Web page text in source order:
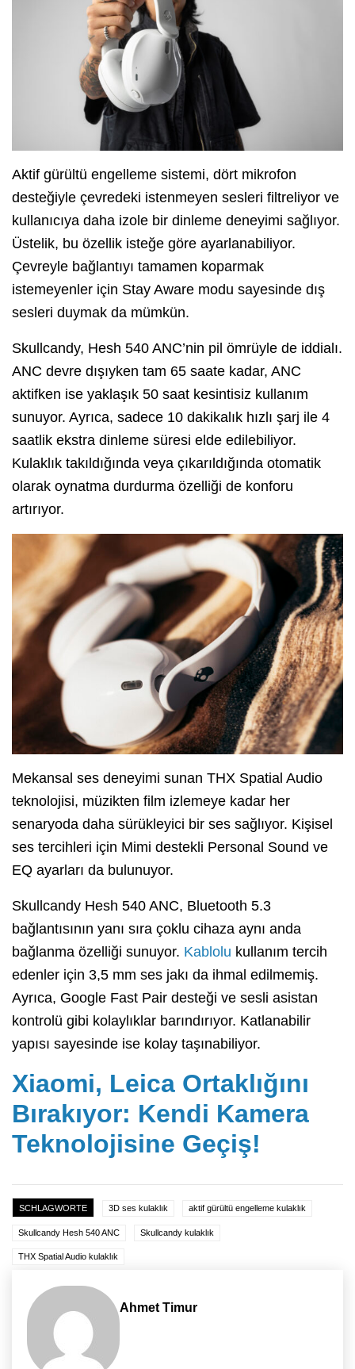
Aktif gürültü engelleme sistemi, dört mikrofon
desteğiyle çevredeki istenmeyen sesleri filtreliyor ve
kullanıcıya daha izole bir dinleme deneyimi sağlıyor.
Üstelik, bu özellik isteğe göre ayarlanabiliyor.
Çevreyle bağlantıyı tamamen koparmak
istemeyenler için Stay Aware modu sayesinde dış
sesleri duymak da mümkün.
Skullcandy, Hesh 540 ANC’nin pil ömrüyle de iddialı.
ANC devre dışıyken tam 65 saate kadar, ANC
aktifken ise yaklaşık 50 saat kesintisiz kullanım
sunuyor. Ayrıca, sadece 10 dakikalık hızlı şarj ile 4
saatlik ekstra dinleme süresi elde edilebiliyor.
Kulaklık takıldığında veya çıkarıldığında otomatik
olarak oynatma durdurma özelliği de konforu
artırıyor.
Mekansal ses deneyimi sunan THX Spatial Audio
teknolojisi, müzikten film izlemeye kadar her
senaryoda daha sürükleyici bir ses sağlıyor. Kişisel
ses tercihleri için Mimi destekli Personal Sound ve
EQ ayarları da bulunuyor.
Skullcandy Hesh 540 ANC, Bluetooth 5.3
bağlantısının yanı sıra çoklu cihaza aynı anda
bağlanma özelliği sunuyor. Kablolu kullanım tercih
edenler için 3,5 mm ses jakı da ihmal edilmemiş.
Ayrıca, Google Fast Pair desteği ve sesli asistan
kontrolü gibi kolaylıklar barındırıyor. Katlanabilir
yapısı sayesinde ise kolay taşınabiliyor.
Xiaomi, Leica Ortaklığını
Bırakıyor: Kendi Kamera
Teknolojisine Geçiş!
SCHLAGWORTE 3D ses kulaklık aktif gürültü engelleme kulaklık
Skullcandy Hesh 540 ANC Skullcandy kulaklık
THX Spatial Audio kulaklık
Ahmet Timur